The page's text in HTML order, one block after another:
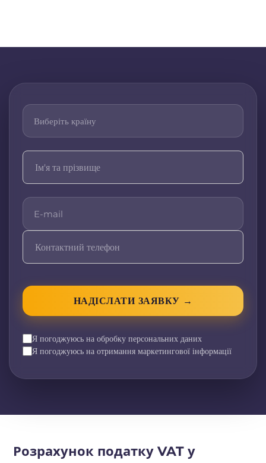
НАДІСЛАТИ ЗАЯВКУ →
Я погоджуюсь на обробку персональних даних
Я погоджуюсь на отримання маркетингової інформації
Розрахунок податку VAT у